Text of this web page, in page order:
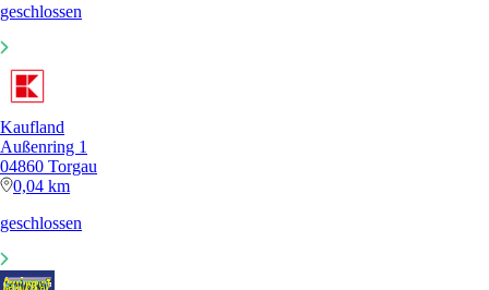
geschlossen
Kaufland
Außenring 1
04860 Torgau
0,04 km
geschlossen